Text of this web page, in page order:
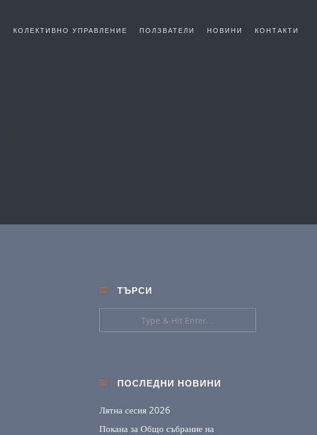
КОЛЕКТИВНО УПРАВЛЕНИЕ ПОЛЗВАТЕЛИ НОВИНИ КОНТАКТИ
ТЪРСИ
ПОСЛЕДНИ НОВИНИ
Лятна сесия 2026
Покана за Общо събрание на